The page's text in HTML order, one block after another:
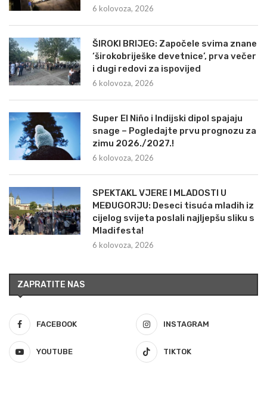
6 kolovoza, 2026
ŠIROKI BRIJEG: Započele svima znane
‘širokobriješke devetnice’, prva večer
i dugi redovi za ispovijed
6 kolovoza, 2026
Super El Niño i Indijski dipol spajaju
snage – Pogledajte prvu prognozu za
zimu 2026./2027.!
6 kolovoza, 2026
SPEKTAKL VJERE I MLADOSTI U
MEĐUGORJU: Deseci tisuća mladih iz
cijelog svijeta poslali najljepšu sliku s
Mladifesta!
6 kolovoza, 2026
ZAPRATITE NAS
FACEBOOK INSTAGRAM
YOUTUBE TIKTOK